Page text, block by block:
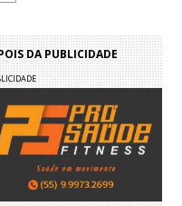
DA PUBLICIDADE